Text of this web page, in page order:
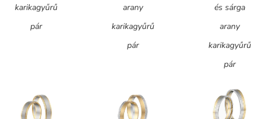
karikagyűrű
pár
arany
karikagyűrű
pár
és sárga
arany
karikagyűrű
pár